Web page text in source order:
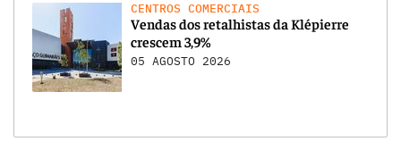
CENTROS COMERCIAIS
Vendas dos retalhistas da Klépierre
crescem 3,9%
05 AGOSTO 2026